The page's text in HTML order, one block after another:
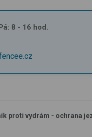
8 - 16 hod.
proti vydrám - ochrana